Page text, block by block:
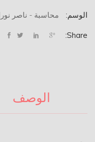
الوسم: محاسبة - ناصر
Share:
الوصف